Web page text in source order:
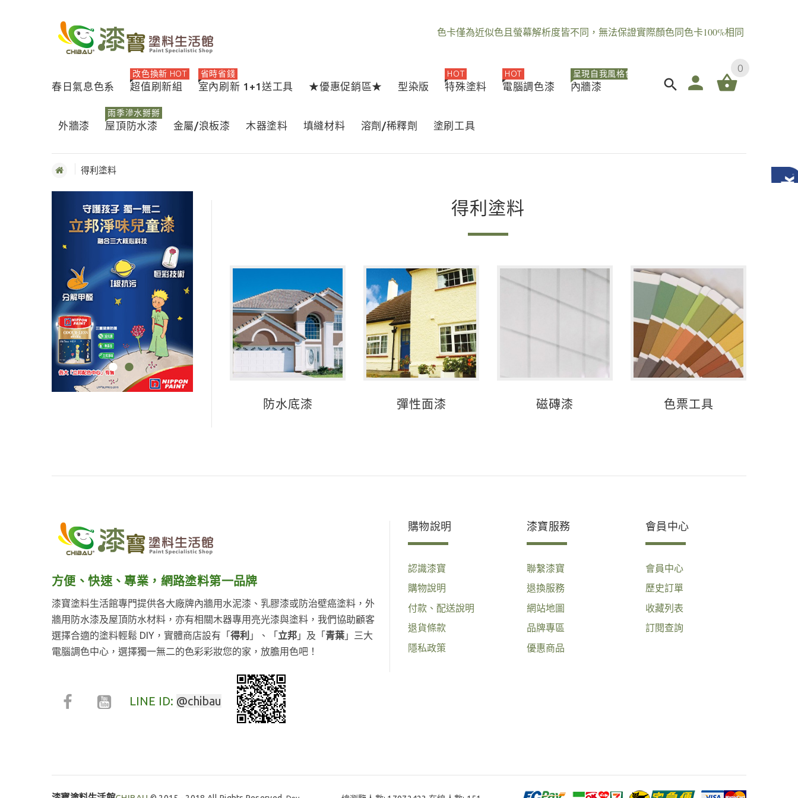
色卡僅為近似色且螢幕解析度皆不同，無法保證實際顏色同色卡100%相同
春日氣息色系 超值刷新組
改色換新 HOT
室內刷新 1+1送工具
省時省錢
★優惠促銷區★ 型染版 特殊塗料
HOT
電腦調色漆
HOT
內牆漆
呈現自我風格色
外牆漆 屋頂防水漆
雨季滲水掰掰
金屬/浪板漆 木器塗料 填縫材料 溶劑/稀釋劑 塗刷工具
0
得利塗料
得利塗料
防水底漆 彈性面漆 磁磚漆 色票工具
方便、快速、專業，網路塗料第一品牌
漆寶塗料生活館專門提供各大廠牌內牆用水泥漆、乳膠漆或防治壁癌塗料，外
牆用防水漆及屋頂防水材料，亦有相關木器專用亮光漆與塗料，我們協助顧客
選擇合適的塗料輕鬆 DIY，實體商店設有「 得利 」、「 立邦 」及「 青葉 」三大
電腦調色中心，選擇獨一無二的色彩彩妝您的家，放膽用色吧！
購物說明
認識漆寶
購物說明
付款、配送說明
退貨條款
隱私政策
漆寶服務
聯繫漆寶
退換服務
網站地圖
品牌專區
優惠商品
會員中心
會員中心
歷史訂單
收藏列表
訂閱查詢
LINE ID: @chibau